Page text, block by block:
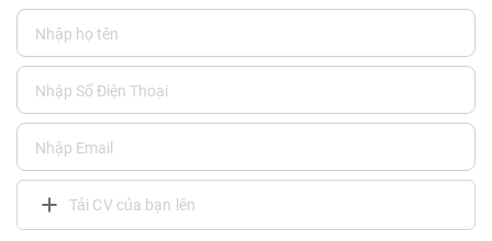
Tải CV của bạn lên